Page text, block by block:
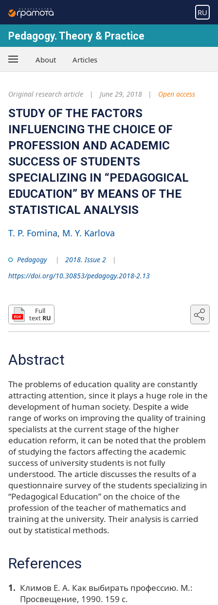
RU
Pedagogy. Theory & Practice
About Articles
Original research article June 29, 2018 Open access
STUDY OF THE FACTORS
INFLUENCING THE CHOICE OF
PROFESSION AND ACADEMIC
SUCCESS OF STUDENTS
SPECIALIZING IN “PEDAGOGICAL
EDUCATION” BY MEANS OF THE
STATISTICAL ANALYSIS
T. P. Fomina M. Y. Karlova
Pedagogy
2018. Issue 2
https://doi.org/10.30853/pedagogy.2018-2.13
Full
text RU
Abstract
The problems of education quality are constantly
attracting attention, since it plays a huge role in the
development of human society. Despite a wide
range of works on improving the quality of training
specialists at the current stage of the higher
education reform, it can be noted that the problem
of studying the factors affecting the academic
success of university students is not fully
understood. The article discusses the results of a
questionnaire survey of the students specializing in
“Pedagogical Education” on the choice of the
profession of the teacher of mathematics and
training at the university. Their analysis is carried
out by statistical methods.
References
Климов Е. А. Как выбирать профессию. М.:
Просвещение, 1990. 159 с.